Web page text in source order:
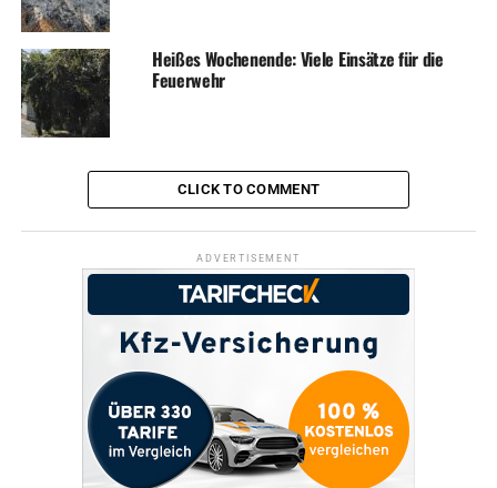
Heißes Wochenende: Viele Einsätze für die
Feuerwehr
CLICK TO COMMENT
ADVERTISEMENT